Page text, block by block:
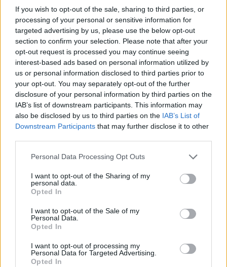
If you wish to opt-out of the sale, sharing to third parties, or
processing of your personal or sensitive information for
targeted advertising by us, please use the below opt-out
section to confirm your selection. Please note that after your
opt-out request is processed you may continue seeing
interest-based ads based on personal information utilized by
us or personal information disclosed to third parties prior to
your opt-out. You may separately opt-out of the further
disclosure of your personal information by third parties on the
IAB’s list of downstream participants. This information may
also be disclosed by us to third parties on the IAB’s List of
Downstream Participants that may further disclose it to other
Please note that this website/app uses one or more Google
not limited to your visit or usage behaviour. You may click to
grant or deny consent to Google and its third-party tags to
use your data for below specified purposes in below Google
consent section.
Personal Data Processing Opt Outs
I want to opt-out of the Sharing of my
personal data.
Opted In
I want to opt-out of the Sale of my
Personal Data.
Opted In
I want to opt-out of processing my
Personal Data for Targeted Advertising.
Opted In
Η Μπάγερν Μονάχου ανακοίνωσε
την απόκτηση του Μάιλς Νόρις.
Μπαρτσελόνα: Νέα εποχή με
αλλαγή προπονητή, 10
αποχωρήσεις και 9 προσθήκες
28/JUL/26 15:03
Αλλαγή σελίδας για τη Μπαρτσελόνα που εκτός από νέο
προπονητή έχει 10 αποχωρήσεις και 9 προσθήκες, δύο
μήνες πριν...
Μπίλι Ερνανγκόμεθ:
28/JUL/26 13:48
Στη Μάλαγα και επίσημα ο Μπίλι
Μπίλι Ερνανγκόμεθ: Στη
27/JUL/26 22:18